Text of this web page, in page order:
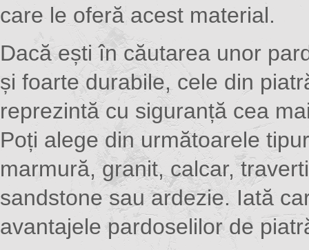
care le oferă acest material.
Dacă ești în căutarea unor
și foarte durabile, cele din
reprezintă cu siguranță cea
Poți alege din următoarele
marmură, granit, calcar,
sandstone sau ardezie. Iată
avantajele pardoselilor de